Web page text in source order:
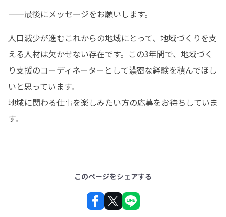
——最後にメッセージをお願いします。
人口減少が進むこれからの地域にとって、地域づくりを支
える人材は欠かせない存在です。この3年間で、地域づく
り支援のコーディネーターとして濃密な経験を積んでほし
いと思っています。
地域に関わる仕事を楽しみたい方の応募をお待ちしていま
す。
このページをシェアする